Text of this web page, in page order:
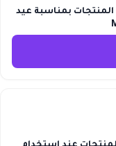
+ 10% على كافة المنتجات بمناسبة عيد